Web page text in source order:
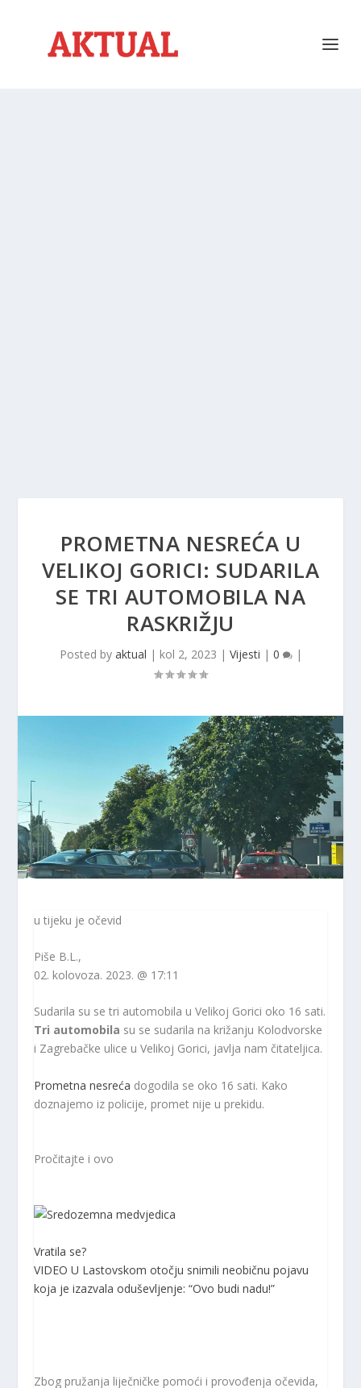
PROMETNA NESREĆA U
VELIKOJ GORICI: SUDARILA
SE TRI AUTOMOBILA NA
RASKRIŽJU
Posted by aktual | kol 2, 2023 | Vijesti | 0 |
u tijeku je očevid
Piše B.L.,
02. kolovoza. 2023. @ 17:11
Sudarila su se tri automobila u Velikoj Gorici oko 16 sati.
Tri automobila su se sudarila na križanju Kolodvorske
i Zagrebačke ulice u Velikoj Gorici, javlja nam čitateljica.
Prometna nesreća dogodila se oko 16 sati. Kako
doznajemo iz policije, promet nije u prekidu.
Pročitajte i ovo
Vratila se?
VIDEO U Lastovskom otočju snimili neobičnu pojavu
koja je izazvala oduševljenje: “Ovo budi nadu!”
Zbog pružanja liječničke pomoći i provođenja očevida,